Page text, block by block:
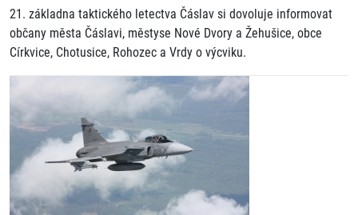
21. základna taktického letectva Čáslav si dovoluje informovat
občany města Čáslavi, městyse Nové Dvory a Žehušice, obce
Církvice, Chotusice, Rohozec a Vrdy o výcviku.